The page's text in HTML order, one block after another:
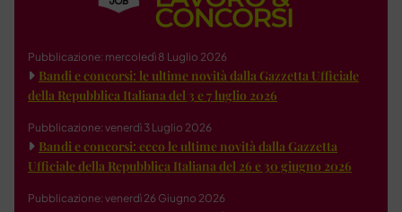
Pubblicazione: mercoledì 8 Luglio 2026
Bandi e concorsi: le ultime novità dalla Gazzetta Ufficiale
della Repubblica Italiana del 3 e 7 luglio 2026
Pubblicazione: venerdì 3 Luglio 2026
Bandi e concorsi: ecco le ultime novità dalla Gazzetta
Ufficiale della Repubblica Italiana del 26 e 30 giugno 2026
Pubblicazione: venerdì 26 Giugno 2026